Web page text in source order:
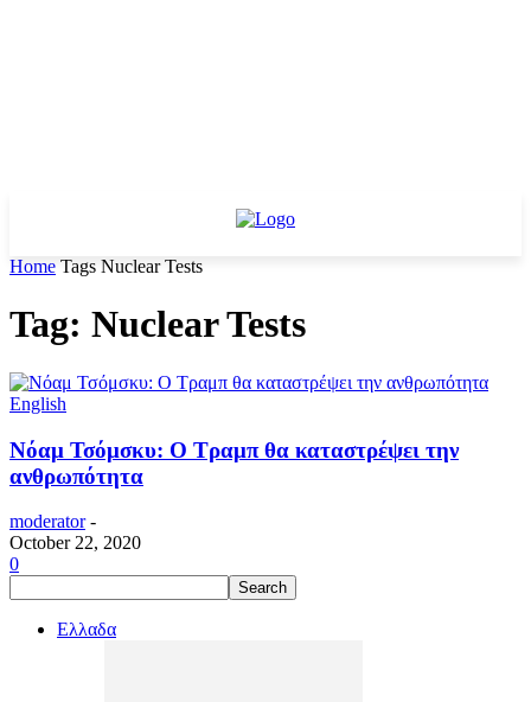
Home Tags Nuclear Tests
Tag: Nuclear Tests
English
Νόαμ Τσόμσκυ: Ο Τραμπ θα καταστρέψει την
ανθρωπότητα
moderator -
October 22, 2020
0
Ελλαδα